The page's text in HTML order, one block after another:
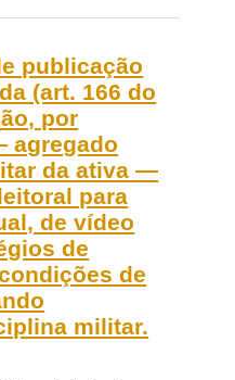
publicação
(art. 166 do
por
agregado
da ativa —
para
de vídeo
de
de
militar.